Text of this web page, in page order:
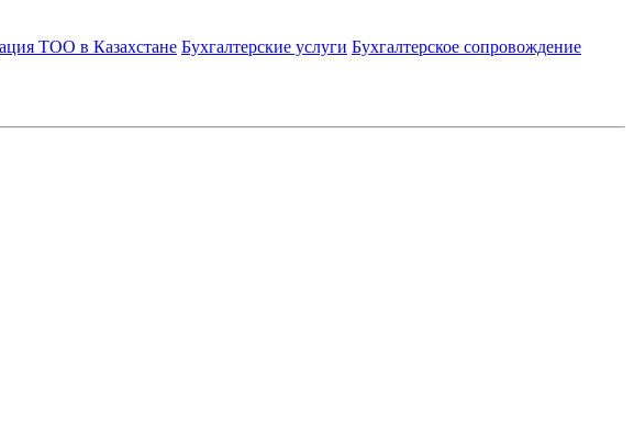
ТОО в Казахстане Бухгалтерские услуги Бухгалтерское сопровождение